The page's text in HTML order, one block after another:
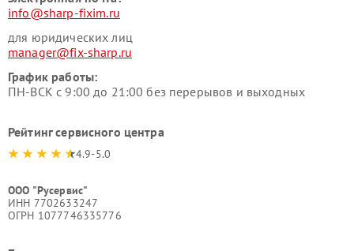
info@sharp-fixim.ru
для юридических лиц
manager@fix-sharp.ru
График работы:
ПН-ВСК с 9:00 до 21:00 без перерывов и выходных
Рейтинг сервисного центра
4.9-5.0
ООО "Русервис"
ИНН 7702633247
ОГРН 1077746335776